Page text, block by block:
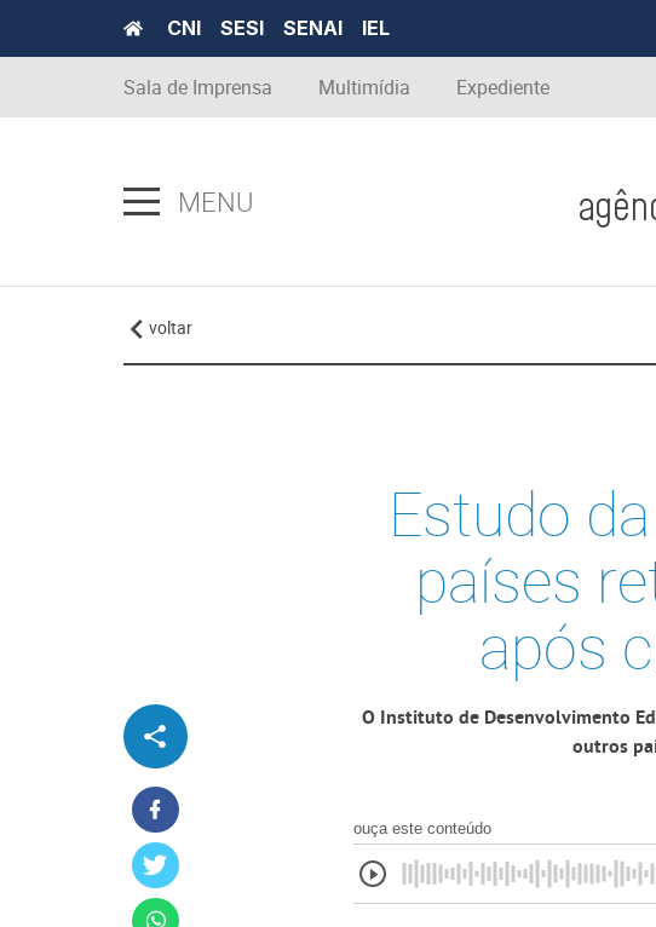
CNI SESI SENAI IEL
Sala de Imprensa Multimídia Expediente
MENU
voltar
Estudo
países
após
O Instituto de Desenvolvimento
outros
ouça este conteúdo